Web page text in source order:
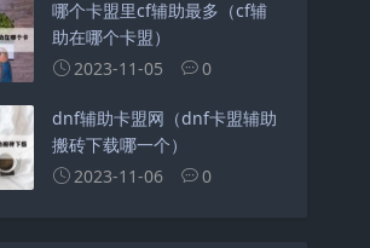
哪个卡盟里cf辅助最多（cf辅
助在哪个卡盟）
2023-11-05
0
dnf辅助卡盟网（dnf卡盟辅助
搬砖下载哪一个）
2023-11-06
0